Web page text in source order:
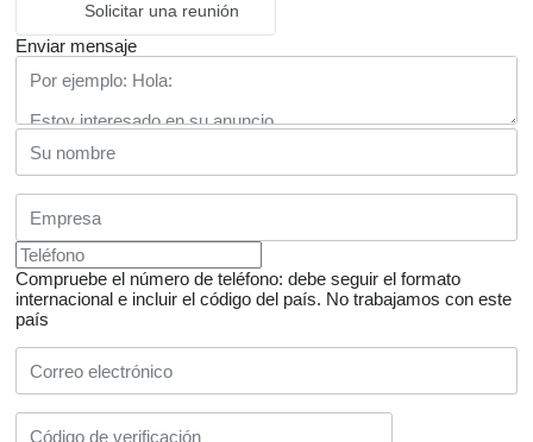
Solicitar una reunión
Enviar mensaje
Compruebe el número de teléfono: debe seguir el formato
internacional e incluir el código del país. No trabajamos con este
país